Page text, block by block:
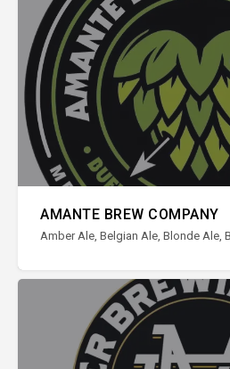
AMANTE BREW COMPANY
Amber Ale, Belgian Ale, Blonde Ale,